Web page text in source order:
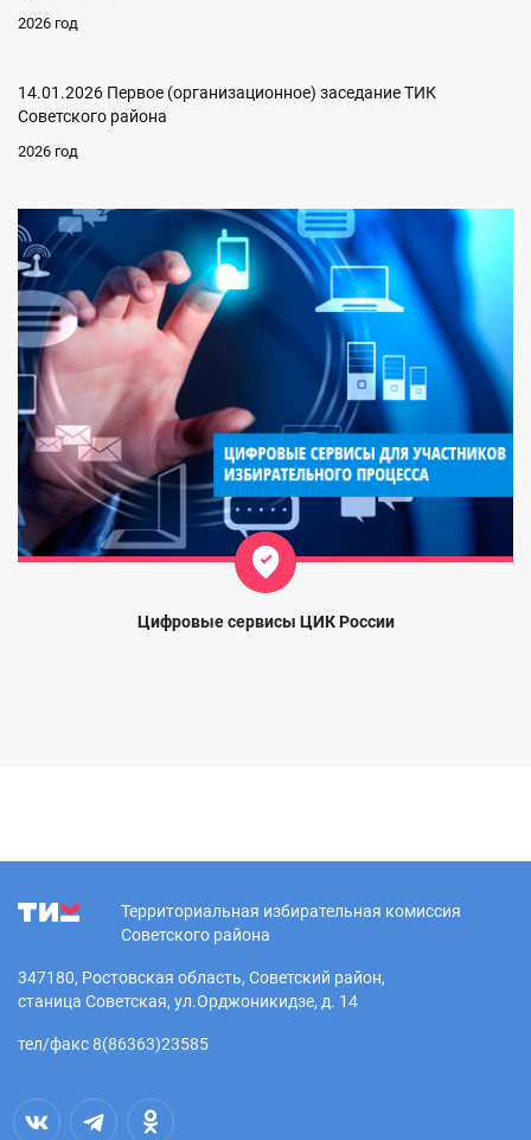
2026 год
14.01.2026 Первое (организационное) заседание ТИК
Советского района
2026 год
Цифровые сервисы ЦИК России
Территориальная избирательная комиссия
Советского района
347180, Ростовская область, Советский район,
станица Советская, ул.Орджоникидзе, д. 14
тел/факс 8(86363)23585